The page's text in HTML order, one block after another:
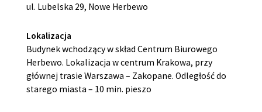
ul. Lubelska 29, Nowe Herbewo
Lokalizacja
Budynek wchodzący w skład Centrum Biurowego
Herbewo. Lokalizacja w centrum Krakowa, przy
głównej trasie Warszawa – Zakopane. Odległość do
starego miasta – 10 min. pieszo